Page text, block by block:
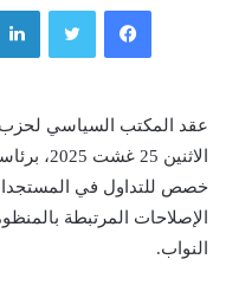
فيسبوك
عقد المكتب السياسي لحزب
الاثنين
خصص للتداول في
الإصلاحات المرتبطة
النواب.